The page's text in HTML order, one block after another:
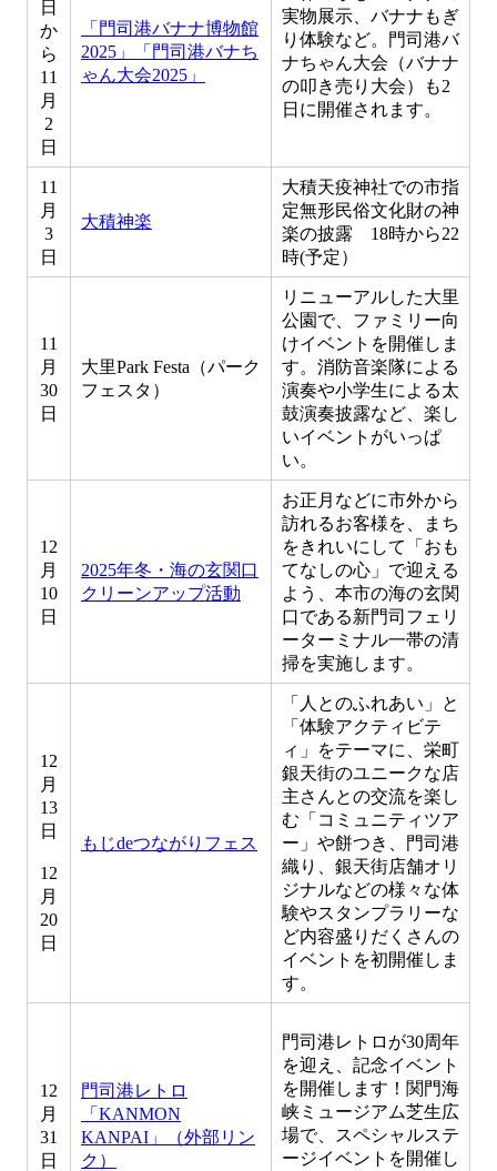
日
か
ら
11
月
2
日
「門司港バナナ博物館
2025」「門司港バナち
ゃん大会2025」
実物展示、バナナもぎ
り体験など。門司港バ
ナちゃん大会（バナナ
の叩き売り大会）も2
日に開催されます。
11
月
3
日
大積神楽
大積天疫神社での市指
定無形民俗文化財の神
楽の披露 18時から22
時(予定）
11
月
30
日
大里Park Festa（パーク
フェスタ）
リニューアルした大里
公園で、ファミリー向
けイベントを開催しま
す。消防音楽隊による
演奏や小学生による太
鼓演奏披露など、楽し
いイベントがいっぱ
い。
12
月
10
日
2025年冬・海の玄関口
クリーンアップ活動
お正月などに市外から
訪れるお客様を、まち
をきれいにして「おも
てなしの心」で迎える
よう、本市の海の玄関
口である新門司フェリ
ーターミナル一帯の清
掃を実施します。
12
月
13
日
12
月
20
日
もじdeつながりフェス
「人とのふれあい」と
「体験アクティビテ
ィ」をテーマに、栄町
銀天街のユニークな店
主さんとの交流を楽し
む「コミュニティツア
ー」や餅つき、門司港
織り、銀天街店舗オリ
ジナルなどの様々な体
験やスタンプラリーな
ど内容盛りだくさんの
イベントを初開催しま
す。
12
月
31
日
門司港レトロ
「KANMON
KANPAI」（外部リン
ク）
門司港レトロが30周年
を迎え、記念イベント
を開催します！関門海
峡ミュージアム芝生広
場で、スペシャルステ
ージイベントを開催し